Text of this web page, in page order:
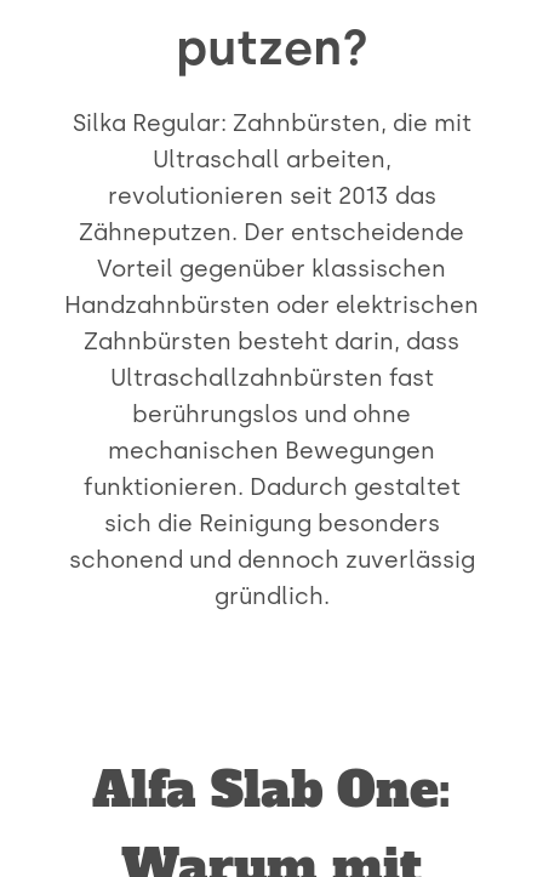
putzen?
Silka Regular: Zahnbürsten, die mit
Ultraschall arbeiten,
revolutionieren seit 2013 das
Zähneputzen. Der entscheidende
Vorteil gegenüber klassischen
Handzahnbürsten oder elektrischen
Zahnbürsten besteht darin, dass
Ultraschallzahnbürsten fast
berührungslos und ohne
mechanischen Bewegungen
funktionieren. Dadurch gestaltet
sich die Reinigung besonders
schonend und dennoch zuverlässig
gründlich.
Alfa Slab One: